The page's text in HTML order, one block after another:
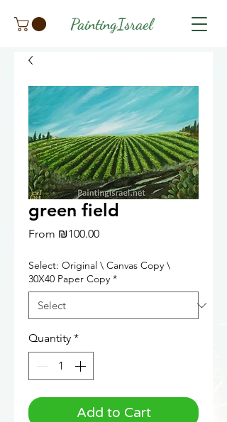
PaintingIsrael
green field
From ₪100.00Sale
Select: Original \ Canvas Copy \
30X40 Paper Copy *
Quantity *
Add to Cart